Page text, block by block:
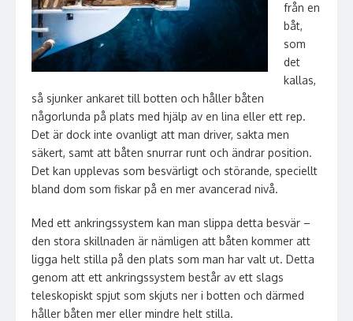
från en
båt,
som
det
kallas,
så sjunker ankaret till botten och håller båten
någorlunda på plats med hjälp av en lina eller ett rep.
Det är dock inte ovanligt att man driver, sakta men
säkert, samt att båten snurrar runt och ändrar position.
Det kan upplevas som besvärligt och störande, speciellt
bland dom som fiskar på en mer avancerad nivå.
Med ett ankringssystem kan man slippa detta besvär –
den stora skillnaden är nämligen att båten kommer att
ligga helt stilla på den plats som man har valt ut. Detta
genom att ett ankringssystem består av ett slags
teleskopiskt spjut som skjuts ner i botten och därmed
håller båten mer eller mindre helt stilla.